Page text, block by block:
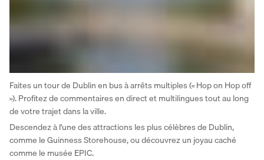
Faites un tour de Dublin en bus à arrêts multiples (« Hop on Hop off
»). Profitez de commentaires en direct et multilingues tout au long
de votre trajet dans la ville.
Descendez à l'une des attractions les plus célèbres de Dublin,
comme le Guinness Storehouse, ou découvrez un joyau caché
comme le musée EPIC.